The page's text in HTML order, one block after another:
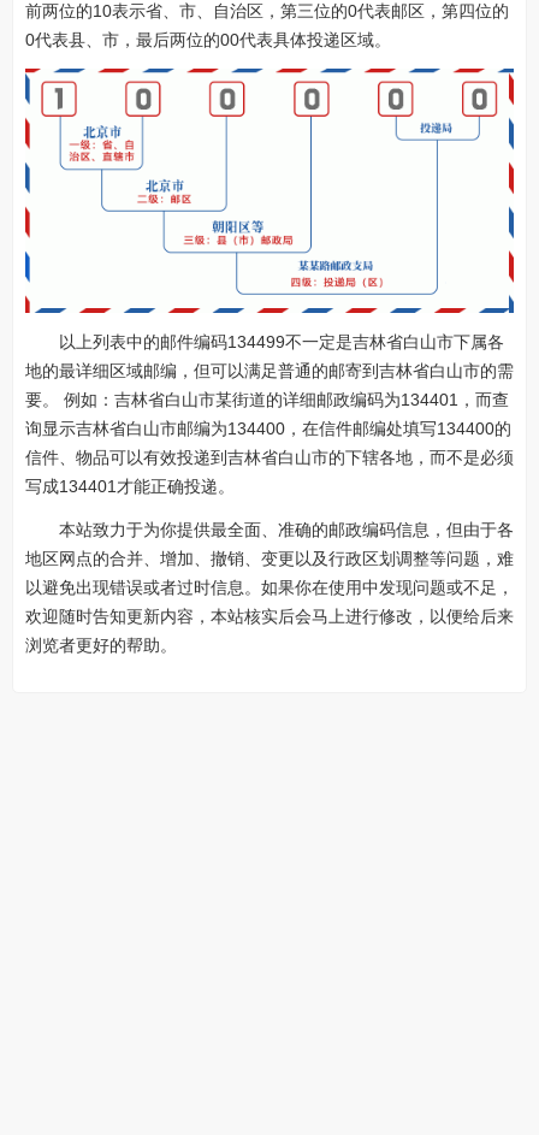
前两位的10表示省、市、自治区，第三位的0代表邮区，第四位的
0代表县、市，最后两位的00代表具体投递区域。
以上列表中的邮件编码134499不一定是吉林省白山市下属各
地的最详细区域邮编，但可以满足普通的邮寄到吉林省白山市的需
要。 例如：吉林省白山市某街道的详细邮政编码为134401，而查
询显示吉林省白山市邮编为134400，在信件邮编处填写134400的
信件、物品可以有效投递到吉林省白山市的下辖各地，而不是必须
写成134401才能正确投递。
本站致力于为你提供最全面、准确的邮政编码信息，但由于各
地区网点的合并、增加、撤销、变更以及行政区划调整等问题，难
以避免出现错误或者过时信息。如果你在使用中发现问题或不足，
欢迎随时告知更新内容，本站核实后会马上进行修改，以便给后来
浏览者更好的帮助。